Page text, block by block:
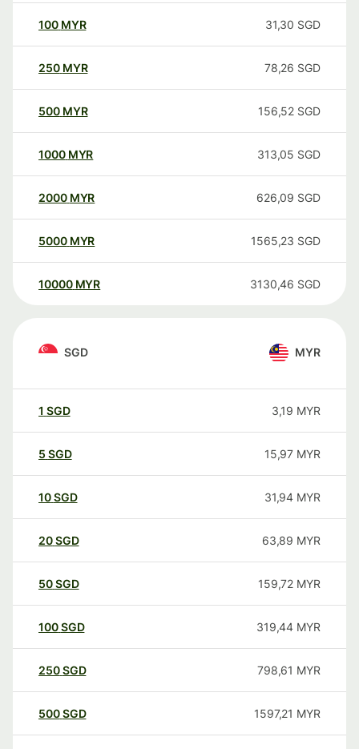
100 MYR 31,30 SGD
250 MYR 78,26 SGD
500 MYR 156,52 SGD
1000 MYR 313,05 SGD
2000 MYR 626,09 SGD
5000 MYR 1565,23 SGD
10000 MYR 3130,46 SGD
SGD MYR
1 SGD 3,19 MYR
5 SGD 15,97 MYR
10SGD 31,94 MYR
20SGD 63,89 MYR
50SGD 159,72 MYR
100SGD 319,44 MYR
250SGD 798,61 MYR
500SGD 1597,21 MYR